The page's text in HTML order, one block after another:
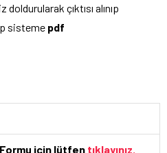
doldurularak çıktısı alınıp
sisteme pdf
için lütfen tıklayınız.